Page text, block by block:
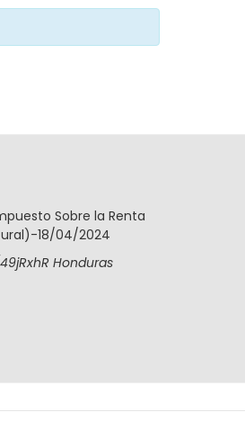
Sobre la Renta
18/04/2024
Honduras